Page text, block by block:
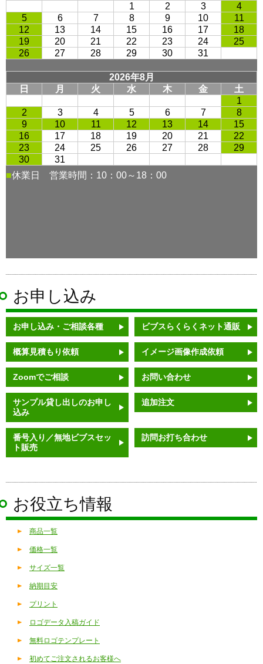
お申し込み
お申し込み・ご相談各種 ビブスらくらくネット通販
概算見積もり依頼 イメージ画像作成依頼
Zoomでご相談 お問い合わせ
サンプル貸し出しのお申し
込み
追加注文
番号入り／無地ビブスセッ
ト販売
訪問お打ち合わせ
お役立ち情報
商品一覧
価格一覧
サイズ一覧
納期目安
プリント
ロゴデータ入稿ガイド
無料ロゴテンプレート
初めてご注文されるお客様へ